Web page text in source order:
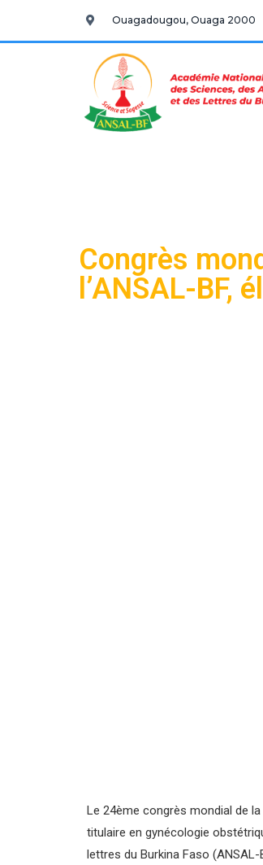
Ouagadougou, Ouaga 2000
Congrès
l’ANSAL-BF,
Le 24ème congrès mondial de
titulaire en gynécologie
lettres du Burkina Faso